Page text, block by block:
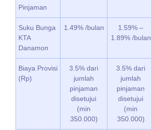
Pinjaman
Suku Bunga
KTA
Danamon
1.49% /bulan
1.59% –
1.89% /bulan
Biaya Provisi
(Rp)
3.5% dari
jumlah
pinjaman
disetujui
(min
350.000)
3.5% dari
jumlah
pinjaman
disetujui
(min
350.000)